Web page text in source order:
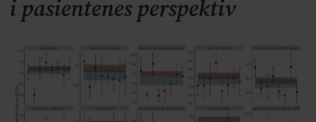
i pasientenes perspektiv